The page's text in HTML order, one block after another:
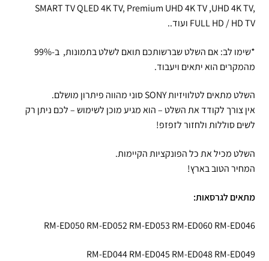
SMART TV QLED 4K TV, Premium UHD 4K TV ,UHD 4K TV,
FULL HD / HD TV ועוד..
*שימו לב: אם השלט שברשותכם תואם לשלט בתמונות, ב-99%
מהמקרים הוא יתאים ויעבוד.
השלט מתאים לטלוויזיות SONY סוני מהווה פיתרון מושלם.
אין צורך לקודד את השלט – הוא מגיע מוכן לשימוש – לכם ניתן רק
לשים סוללות ולחזור לזפזפ!
השלט מכיל את כל הפונקציות הקיימות.
המחיר הטוב בארץ!
מתאים לגרסאות:
RM-ED050 RM-ED052 RM-ED053 RM-ED060 RM-ED046
RM-ED044 RM-ED045 RM-ED048 RM-ED049